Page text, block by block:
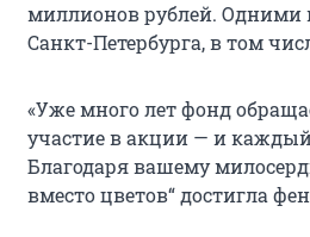
миллионов рублей. Одними
Санкт-Петербурга, в том
«Уже много лет фонд
участие в акции — и
Благодаря вашему
вместо цветов“ достигла